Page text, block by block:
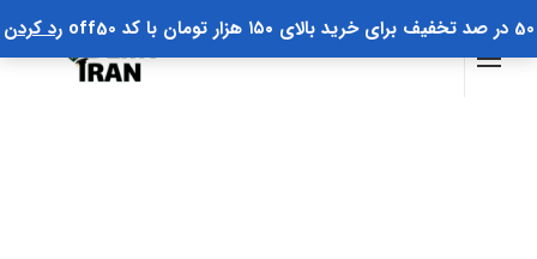
50 در صد تخفیف برای خرید بالای ۱۵۰ هزار تومان با کد off50 رد کردن